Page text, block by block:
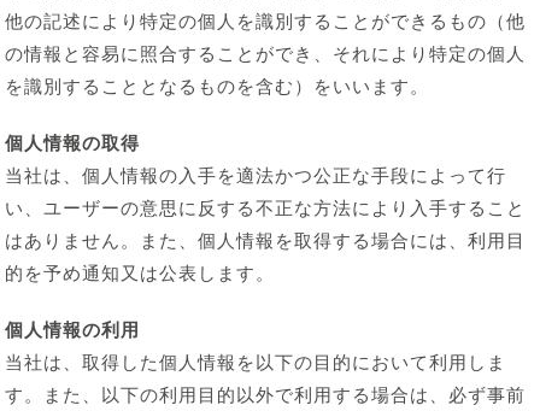
他の記述により特定の個人を識別することができるもの（他
の情報と容易に照合することができ、それにより特定の個人
を識別することとなるものを含む）をいいます。
個人情報の取得
当社は、個人情報の入手を適法かつ公正な手段によって行
い、ユーザーの意思に反する不正な方法により入手すること
はありません。また、個人情報を取得する場合には、利用目
的を予め通知又は公表します。
個人情報の利用
当社は、取得した個人情報を以下の目的において利用しま
す。また、以下の利用目的以外で利用する場合は、必ず事前